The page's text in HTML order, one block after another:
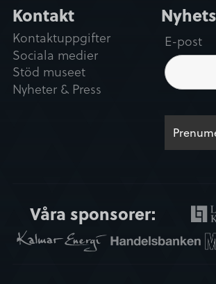
Kontakt
Kontaktuppgifter
Sociala medier
Stöd museet
Nyheter & Press
E-post
Våra sponsorer: